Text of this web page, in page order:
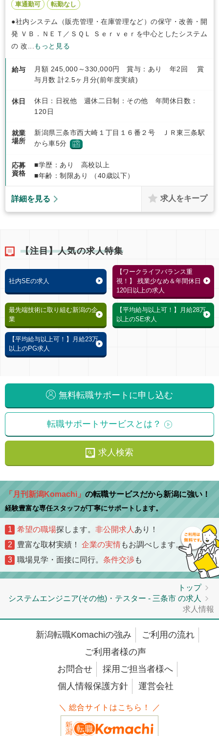
車通勤可
転勤なし
●社内システム（販売管理・在庫管理など）の保守・改善・開
発 ＶＢ．ＮＥＴ／ＳＱＬ Ｓｅｒｖｅｒを中心としたシステム
の 改...もっと見る
給与
月額 245,000～330,000円 賞与：あり 年2回 賞
与月数 計2.5ヶ月分(前年度実績)
休日
休日：日祝他 週休二日制：その他 年間休日数：
120日
就業
場所
新潟県三条市西大崎１丁目１６番２号 ＪＲ東三条駅
から車5分
応募
資格
■学歴：あり 高校以上
■年齢：制限あり （40歳以下）
詳細を見る 求人をキープ
【注目】人気の求人特集
社内SEの求人
【ワークライフバランス重
視！】 残業少なめ＆年間休日
120日以上の求人
最先端技術に取り組む新潟の企
業
【平均給与以上可！】月給28万
以上のSE求人
【平均給与以上可！】月給23万
以上のPG求人
無料転職サポートに申し込む
転職サポートサービスとは？
求人検索
「月刊新潟Komachi」 の転職サービスだから新潟に強い！
経験豊富な専任スタッフが丁寧にサポートします。
1 希望の職場探します。 非公開求人 あり！
2
豊富な取材実績！ 企業の実情もお調べします。
3
職場見学・面接に同行。 条件交渉も
トップ
システムエンジニア(その他)・テスター - 三条市 の求人
求人情報
新潟転職Komachiの強み
ご利用の流れ
ご利用者様の声
お問合せ
採用ご担当者様へ
個人情報保護方針
運営会社
＼ 総合サイトはこちら！ ／